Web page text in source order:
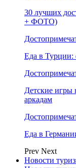
30 лучших
+ ФОТО)
Еда в Турции:
Детские игры
аркадам
Еда в
Prev Next
Новости